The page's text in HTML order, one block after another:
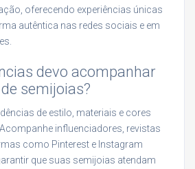
oferecendo experiências únicas
autêntica nas redes sociais e em
devo acompanhar
semijoias?
de estilo, materiais e cores
influenciadores, revistas
como Pinterest e Instagram
que suas semijoias atendam